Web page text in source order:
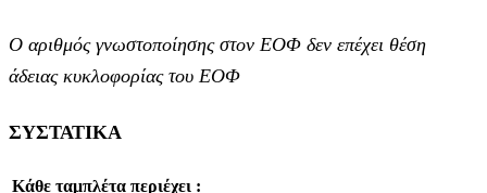
Ο αριθμός γνωστοποίησης στον ΕΟΦ δεν επέχει θέση
άδειας κυκλοφορίας του ΕΟΦ
ΣΥΣΤΑΤΙΚΑ
Κάθε ταμπλέτα περιέχει :